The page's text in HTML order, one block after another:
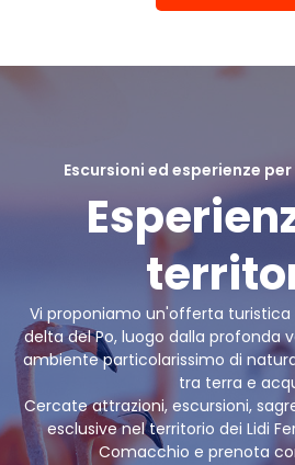
Escursioni ed esperienze
Vi proponiamo un'offerta
delta del Po, luogo dalla profonda
ambiente particolarissimo di
tra terra e
Cercate attrazioni, escursioni,
esclusive nel territorio dei Lidi
Comacchio e prenota